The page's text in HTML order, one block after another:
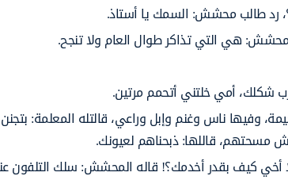
رد طالب محشش: السمك يا أستاذ.
محشش: هي التي تذاكر طوال العام ولا تنجح.
شكلك، أمي خلتني أتحمم مرتين.
وفيها ناس وغنم وإبل وراعي، قالتله المعلمة:
مسحتهم، قاللها: ذبحناهم لعيونك.
كيف بقدر أخدمك؟! قاله المحشش: سلك التلفون